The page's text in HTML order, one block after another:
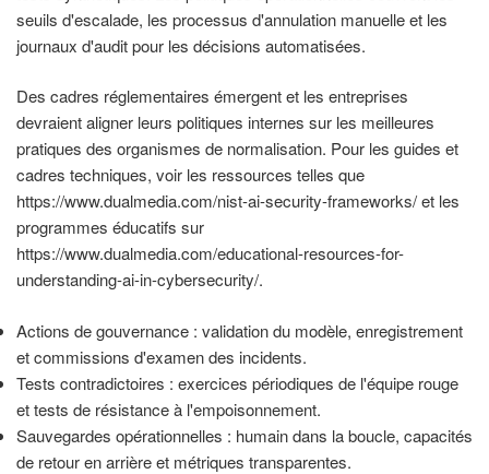
seuils d'escalade, les processus d'annulation manuelle et les
journaux d'audit pour les décisions automatisées.
Des cadres réglementaires émergent et les entreprises
devraient aligner leurs politiques internes sur les meilleures
pratiques des organismes de normalisation. Pour les guides et
cadres techniques, voir les ressources telles que
https://www.dualmedia.com/nist-ai-security-frameworks/ et les
programmes éducatifs sur
https://www.dualmedia.com/educational-resources-for-
understanding-ai-in-cybersecurity/.
Actions de gouvernance : validation du modèle, enregistrement
et commissions d'examen des incidents.
Tests contradictoires : exercices périodiques de l'équipe rouge
et tests de résistance à l'empoisonnement.
Sauvegardes opérationnelles : humain dans la boucle, capacités
de retour en arrière et métriques transparentes.